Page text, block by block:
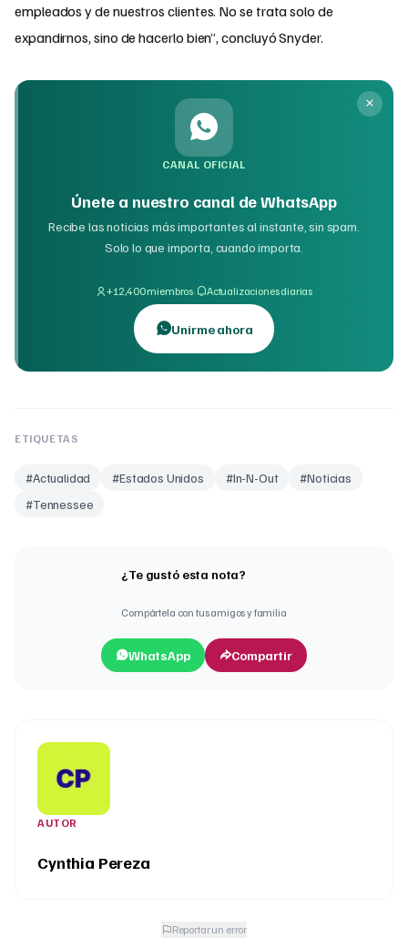
empleados y de nuestros clientes. No se trata solo de
expandirnos, sino de hacerlo bien”, concluyó Snyder.
CANAL OFICIAL
Únete a nuestro canal de WhatsApp
Recibe las noticias más importantes al instante, sin spam.
Solo lo que importa, cuando importa.
+12,400 miembros· Actualizaciones diarias
Unirme ahora
ETIQUETAS
#Actualidad #Estados Unidos #In-N-Out #Noticias
#Tennessee
¿Te gustó esta nota?
Compártela con tus amigos y familia
WhatsApp Compartir
AUTOR
Cynthia Pereza
Reportar un error